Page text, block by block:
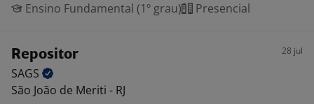
Ensino Fundamental (1º grau)
Presencial
Repositor 28 jul
SAGS
São João de Meriti - RJ